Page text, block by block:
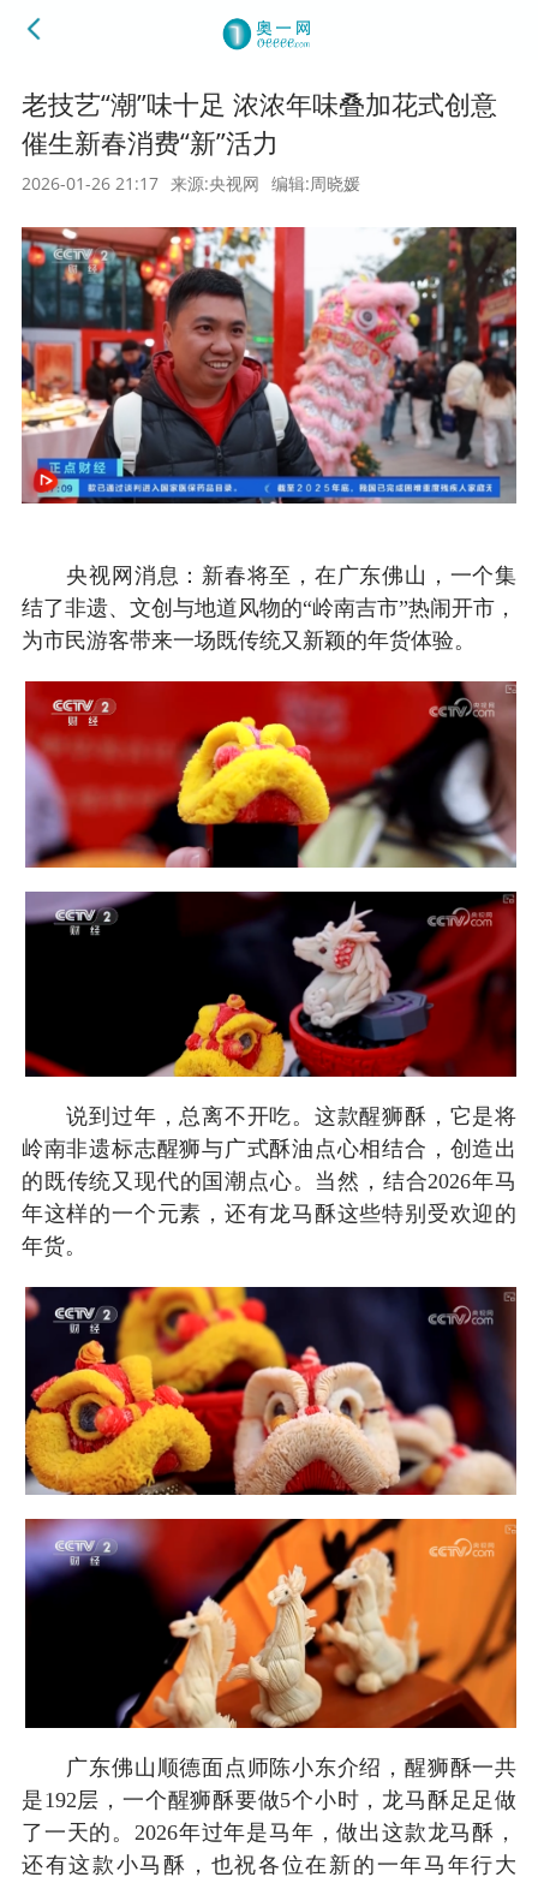
老技艺“潮”味十足 浓浓年味叠加花式创意
催生新春消费“新”活力
2026-01-26 21:17 来源:央视网 编辑:周晓媛
央视网消息：新春将至，在广东佛山，一个集
结了非遗、文创与地道风物的“岭南吉市”热闹开市，
为市民游客带来一场既传统又新颖的年货体验。
说到过年，总离不开吃。这款醒狮酥，它是将
岭南非遗标志醒狮与广式酥油点心相结合，创造出
的既传统又现代的国潮点心。当然，结合2026年马
年这样的一个元素，还有龙马酥这些特别受欢迎的
年货。
广东佛山顺德面点师陈小东介绍，醒狮酥一共
是192层，一个醒狮酥要做5个小时，龙马酥足足做
了一天的。2026年过年是马年，做出这款龙马酥，
还有这款小马酥，也祝各位在新的一年马年行大